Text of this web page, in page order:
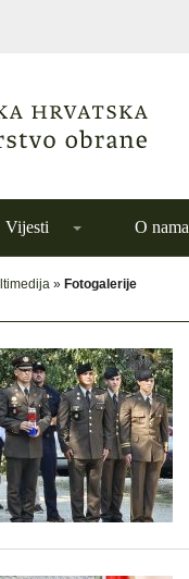
Vijesti O nama
» Fotogalerije